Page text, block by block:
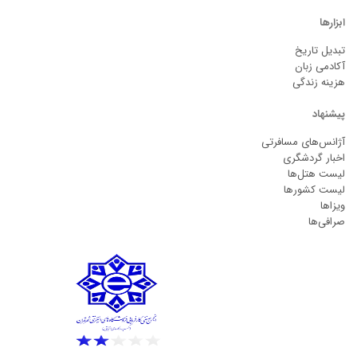
ابزارها
تبدیل تاریخ
آکادمی زبان
هزینه زندگی
پیشنهاد
آژانس‌های مسافرتی
اخبار گردشگری
لیست هتل‌ها
لیست کشورها
ویزاها
صرافی‌ها